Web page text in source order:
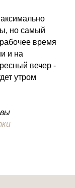
но самый
время
и на
вечер -
утром